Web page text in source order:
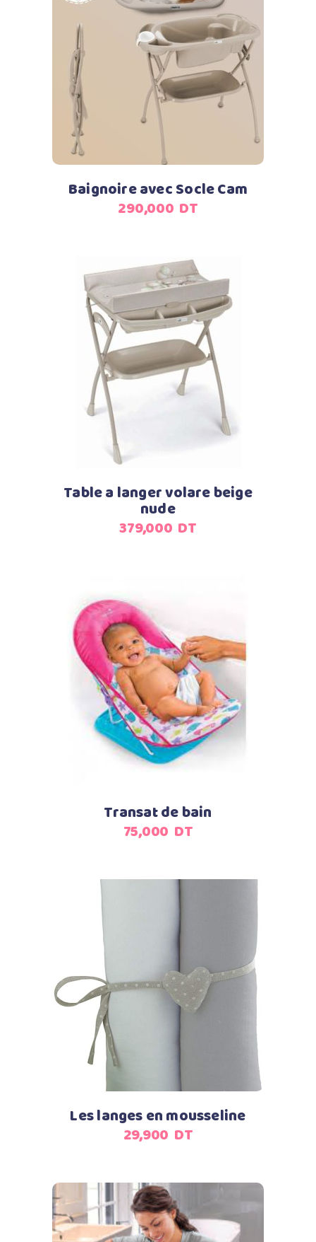
Ajouter au panier
Baignoire avec Socle Cam
290,000 DT
Ajouter au panier
Table a langer volare beige
nude
379,000 DT
Ajouter au panier
Transat de bain
75,000 DT
Ajouter au panier
Les langes en mousseline
29,900 DT